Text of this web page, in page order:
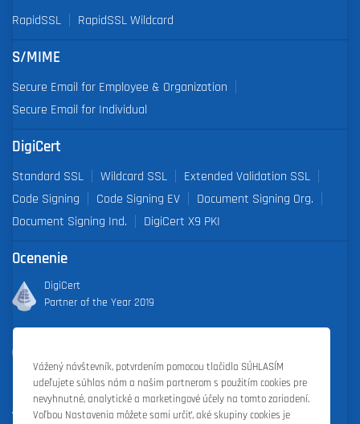
RapidSSL RapidSSL Wildcard
S/MIME
Secure Email for Employee & Organization
Secure Email for Individual
DigiCert
Standard SSL Wildcard SSL
Extended Validation SSL
Code Signing
Code Signing EV
Document Signing Org.
Document Signing Ind.
DigiCert X9 PKI
Ocenenie
DigiCert
Partner of the Year 2019
2022
Vážený návštevník, potvrdením pomocou tlačidla SÚHLASÍM
udeľujete súhlas nám a našim partnerom s použitím cookies pre
nevyhnutné, analytické a marketingové účely na tomto zariadení.
Voľbou Nastavenia môžete sami určiť, aké skupiny cookies je